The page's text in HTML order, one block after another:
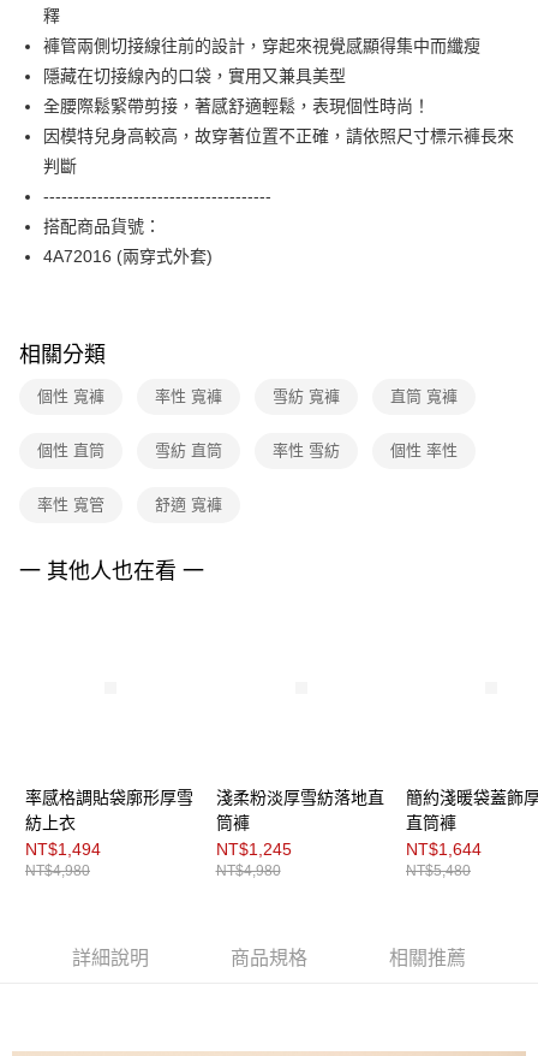
國泰世華商業銀行
臺灣中小企業銀行
台中商業銀行
匯豐（台灣）商業銀行
華泰商業銀行
聯邦商業銀行
遠東國際商業銀行
元大商業銀行
永豐商業銀行
玉山商業銀行
星展（台灣）商業銀行
台新國際商業銀行
Apple Pay
街口支付
【關於「AFTEE先享後付」】
AFTEE先享後付是「在收到商品之後才付款」的支付方式。 讓您購物簡單
便利好安心！
１．簡單：不需註冊會員、不需綁卡、不需儲值。
２．便利：只要手機號碼，簡訊認證，即可結帳。
１．於結帳方式選擇「AFTEE先享後付」後，將跳轉至「AFTEE先享後付」
２．訂單成立數日內，您將收到繳費通知簡訊。
ATM／網路銀行／等多元方式進行付款，方視為交易完成。
※ 請注意：結帳手續完成當下不需立刻繳費，但若您需要取消訂單，請聯絡
後付繳納相關費用。
客戶支援中心」https://netprotections.freshdesk.com/support/home
任。
４．使用「AFTEE先享後付」時，將依據個別帳號之用戶狀況，依本公司即
時審查核予不同之上限額度；若仍有額度不足之情形，本公司將視審查結果
請求用戶進行身份認證。
５．嚴禁一人註冊多個帳號或使用他人資訊註冊。若發現惡意使用之情形，
ATM付款
運送方式
每筆NT$90，滿NT$3,600(含以上)免運費
7-11取貨付款
每筆NT$90，滿NT$3,600(含以上)免運費
免運費
釋
褲管兩側切接線往前的設計，穿起來視覺感顯得集中而纖瘦
隱藏在切接線內的口袋，實用又兼具美型
全腰際鬆緊帶剪接，著感舒適輕鬆，表現個性時尚！
因模特兒身高較高，故穿著位置不正確，請依照尺寸標示褲長來
判斷
--------------------------------------
搭配商品貨號：
4A72016 (兩穿式外套)
相關分類
個性 寬褲 率性 寬褲 雪紡 寬褲 直筒 寬褲
個性 直筒 雪紡 直筒 率性 雪紡 個性 率性
率性 寬管 舒適 寬褲
一 其他人也在看 一
率感格調貼袋廓形厚雪
紡上衣
NT$1,494
NT$4,980
淺柔粉淡厚雪紡落地直
筒褲
NT$1,245
NT$4,980
簡約淺暖袋蓋飾
直筒褲
NT$1,644
NT$5,480
詳細說明 商品規格 相關推薦